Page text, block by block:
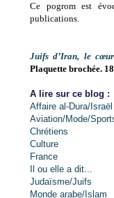
Ce pogrom est
publications.
Juifs d’Iran, le
Plaquette brochée.
A lire sur ce blog :
Affaire al-Dura/Israël
Aviation/Mode/
Chrétiens
Culture
France
Il ou elle a dit...
Judaïsme/Juifs
Monde arabe/Islam